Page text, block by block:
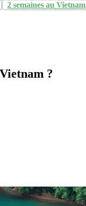
2 semaines au Vietnam
?